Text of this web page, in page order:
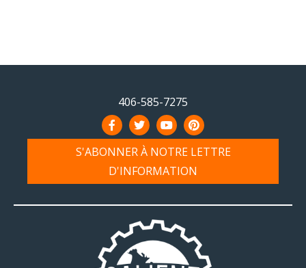
406-585-7275
S'ABONNER À NOTRE LETTRE
D'INFORMATION